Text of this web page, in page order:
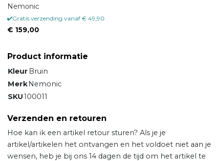
Nemonic
Gratis verzending vanaf € 49,90
€ 159,00
Product informatie
Kleur Bruin
MerkNemonic
SKU100011
Verzenden en retouren
Hoe kan ik een artikel retour sturen? Als je je
artikel/artikelen het ontvangen en het voldoet niet aan je
wensen, heb je bij ons 14 dagen de tijd om het artikel te